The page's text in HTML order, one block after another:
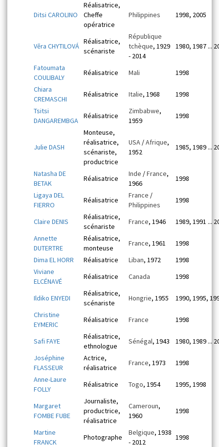
Ditsi CAROLINO
Réalisatrice,
Cheffe
opératrice
Philippines 1998, 2005
Věra CHYTILOVÁ
Réalisatrice,
scénariste
République
tchèque, 1929
- 2014
1980, 1987 ...
Fatoumata
COULIBALY
Réalisatrice Mali
1998
Chiara
CREMASCHI
Réalisatrice Italie, 1968
1998
Tsitsi
DANGAREMBGA
Réalisatrice
Zimbabwe,
1959
1998
Julie DASH
Monteuse,
réalisatrice,
scénariste,
productrice
USA /Afrique,
1952
1985, 1989 ...
Natasha DE
BETAK
Réalisatrice
Inde /France,
1966
1998
Ligaya DEL
FIERRO
Réalisatrice
France /
Philippines
1998
Claire DENIS
Réalisatrice,
scénariste
France, 1946
1989, 1991 ...
Annette
DUTERTRE
Réalisatrice,
monteuse
France, 1961
1998
Dima EL HORR
Réalisatrice Liban, 1972
1998
Viviane
ELCÉNAVÉ
Réalisatrice Canada 1998
Ildiko ENYEDI
Réalisatrice,
scénariste
Hongrie, 1955
1990, 1995,
Christine
EYMERIC
Réalisatrice France 1998
Safi FAYE
Réalisatrice,
ethnologue
Sénégal, 1943
1980, 1989 ...
Joséphine
FLASSEUR
Actrice,
réalisatrice
France, 1973
1998
Anne-Laure
FOLLY
Réalisatrice Togo, 1954 1995, 1998
Margaret
FOMBE FUBE
Journaliste,
productrice,
réalisatrice
Cameroun,
1960
1998
Martine
FRANCK
Photographe
Belgique, 1938
- 2012
1998